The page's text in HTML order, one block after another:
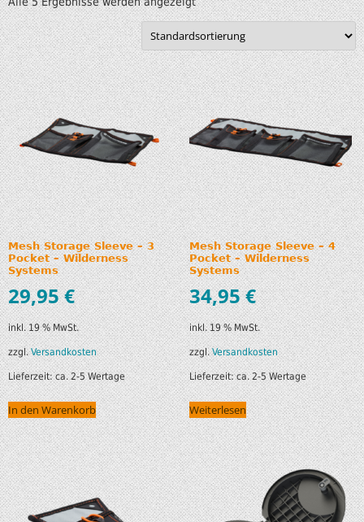
Mesh Storage Sleeve – 3
Pocket – Wilderness
Systems
29,95€
inkl. 19 % MwSt.
zzgl.Versandkosten
Lieferzeit:ca. 2-5 Wertage
In den Warenkorb
Mesh Storage Sleeve – 4
Pocket – Wilderness
Systems
34,95€
inkl. 19 % MwSt.
zzgl.Versandkosten
Lieferzeit:ca. 2-5 Wertage
Weiterlesen